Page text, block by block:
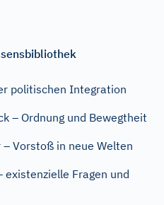
politischen Integration
– Ordnung und Bewegtheit
Vorstoß in neue Welten
existenzielle Fragen und